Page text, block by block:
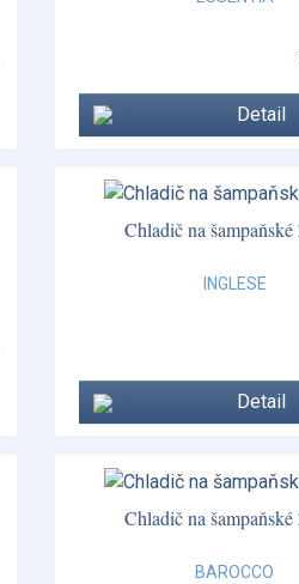
Detail
Chladič na
INGLESE
Detail
Chladič na
BAROCCO